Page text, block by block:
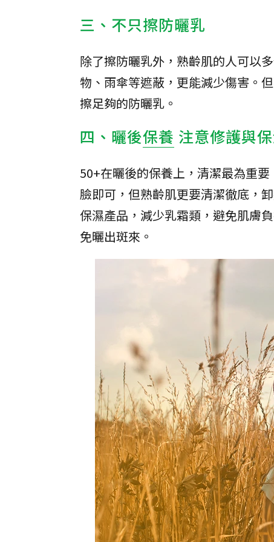
三、不只擦防曬乳
除了擦防曬乳外，熟齡肌的人可以
物、雨傘等遮蔽，更能減少傷害。
擦足夠的防曬乳。
四、曬後保養 注意修護與
50+在曬後的保養上，清潔最為重
臉即可，但熟齡肌更要清潔徹底，
保濕產品，減少乳霜類，避免肌膚
免曬出斑來。